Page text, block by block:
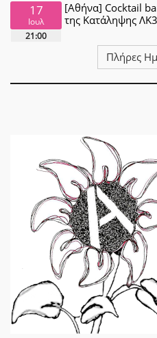
17
Ιουλ
21:00
[Αθήνα] Cocktail
της Κατάληψης
Πλήρες